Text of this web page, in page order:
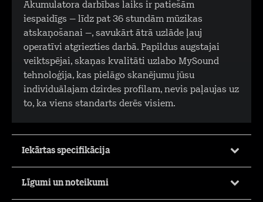
Akumulatora darbības laiks ir patiešām
iespaidīgs – līdz pat 36 stundām mūzikas
atskaņošanai –, savukārt ātrā uzlāde ļauj
operatīvi atgriezties darbā. Papildus augstajai
veiktspējai, skaņas kvalitāti uzlabo MySound
tehnoloģija, kas pielāgo skanējumu jūsu
individuālajam dzirdes profilam, nevis paļaujas uz
to, ka viens standarts derēs visiem.
Iekārtas specifikācija
Līgumi un noteikumi